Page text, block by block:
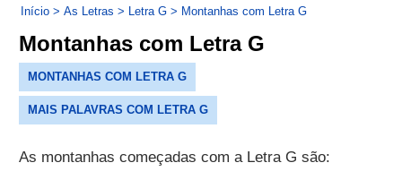
Início > As Letras > Letra G > Montanhas com Letra G
Montanhas com Letra G
MONTANHAS COM LETRA G
MAIS PALAVRAS COM LETRA G
As montanhas começadas com a Letra G são: